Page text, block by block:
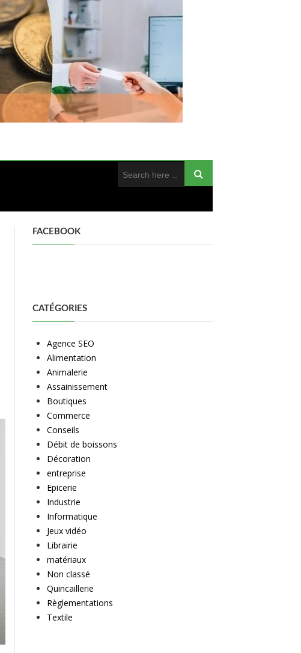
FACEBOOK
CATÉGORIES
Agence SEO
Alimentation
Animalerie
Assainissement
Boutiques
Commerce
Conseils
Débit de boissons
Décoration
entreprise
Epicerie
Industrie
Informatique
Jeux vidéo
Librairie
matériaux
Non classé
Quincaillerie
Règlementations
Textile